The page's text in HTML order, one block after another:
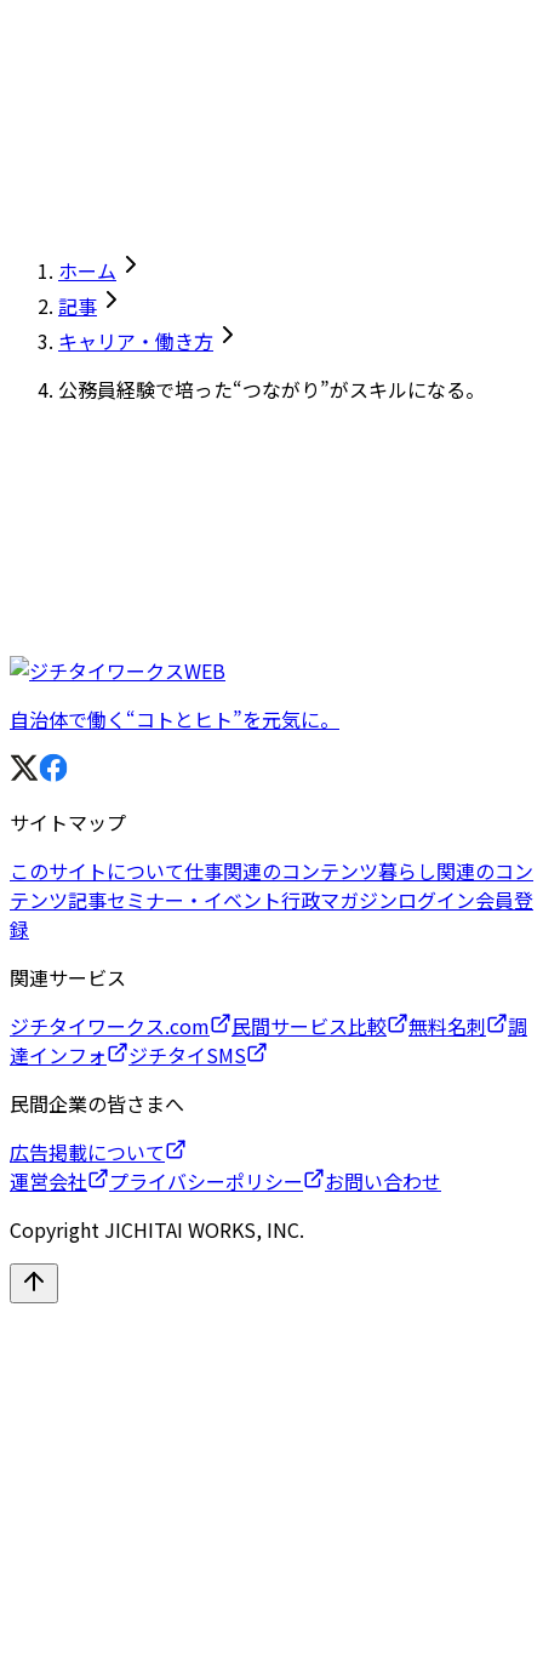
ホーム
記事
キャリア・働き方
公務員経験で培った“つながり”がスキルになる。
自治体で働く“コトとヒト”を元気に。
サイトマップ
このサイトについて仕事関連のコンテンツ暮らし関連のコン
テンツ記事セミナー・イベント行政マガジンログイン会員登
録
関連サービス
ジチタイワークス.com
民間サービス比較 無料名刺
調
達インフォ
ジチタイSMS
民間企業の皆さまへ
広告掲載について
運営会社
プライバシーポリシー
お問い合わせ
Copyright JICHITAI WORKS, INC.